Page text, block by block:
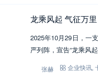
龙乘风起 气征万
2025年10月29日，一
严列阵，宣告“龙乘风
张赫 企业快讯,